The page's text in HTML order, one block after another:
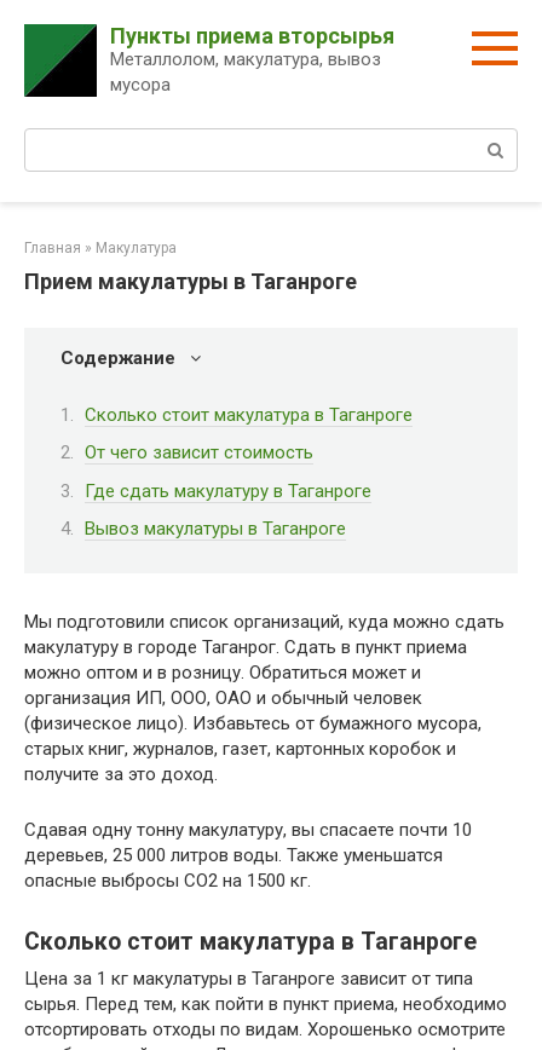
контенту
Пункты приема вторсырья
Металлолом, макулатура, вывоз
мусора
Главная » Макулатура
Прием макулатуры в Таганроге
Содержание
Сколько стоит макулатура в Таганроге
От чего зависит стоимость
Где сдать макулатуру в Таганроге
Вывоз макулатуры в Таганроге
Мы подготовили список организаций, куда можно сдать
макулатуру в городе Таганрог. Сдать в пункт приема
можно оптом и в розницу. Обратиться может и
организация ИП, ООО, ОАО и обычный человек
(физическое лицо). Избавьтесь от бумажного мусора,
старых книг, журналов, газет, картонных коробок и
получите за это доход.
Сдавая одну тонну макулатуру, вы спасаете почти 10
деревьев, 25 000 литров воды. Также уменьшатся
опасные выбросы CO2 на 1500 кг.
Сколько стоит макулатура в Таганроге
Цена за 1 кг макулатуры в Таганроге зависит от типа
сырья. Перед тем, как пойти в пункт приема, необходимо
отсортировать отходы по видам. Хорошенько осмотрите